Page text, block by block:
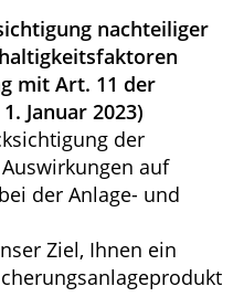
nachteiliger
mit Art. 11 der
Januar 2023)
der
auf
der Anlage- und
Ziel, Ihnen ein